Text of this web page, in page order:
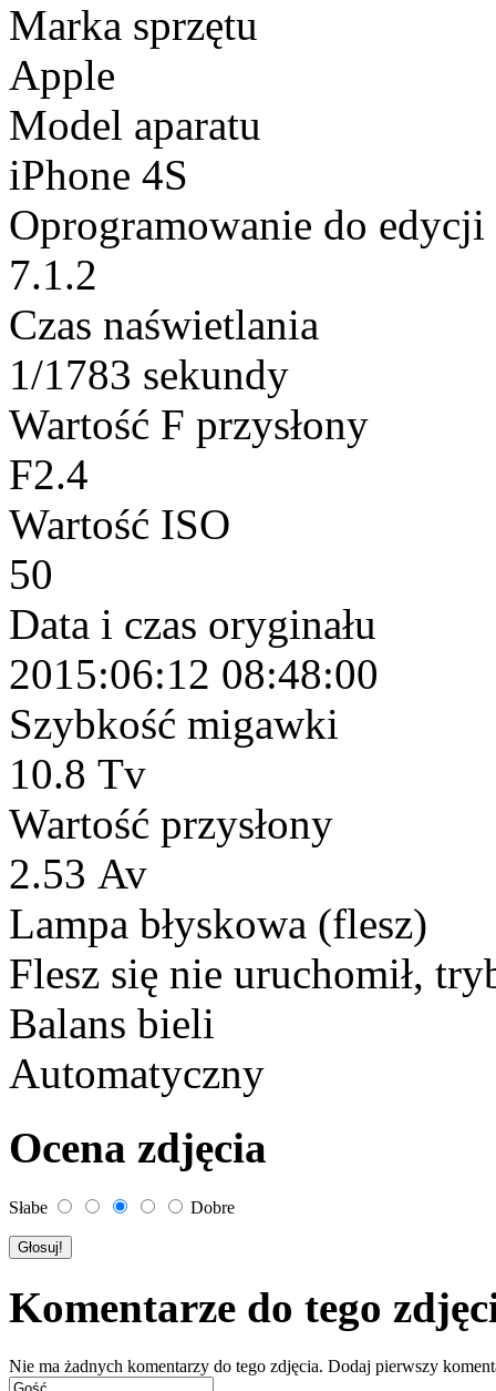
Marka sprzętu
Apple
Model aparatu
iPhone 4S
Oprogramowanie do edycji
7.1.2
Czas naświetlania
1/1783 sekundy
Wartość F przysłony
F2.4
Wartość ISO
50
Data i czas oryginału
2015:06:12 08:48:00
Szybkość migawki
10.8 Tv
Wartość przysłony
2.53 Av
Lampa błyskowa (flesz)
Flesz się nie uruchomił,
Balans bieli
Automatyczny
Ocena zdjęcia
Słabe Dobre
Komentarze do tego
Nie ma żadnych komentarzy do tego zdjęcia. Dodaj pierwszy